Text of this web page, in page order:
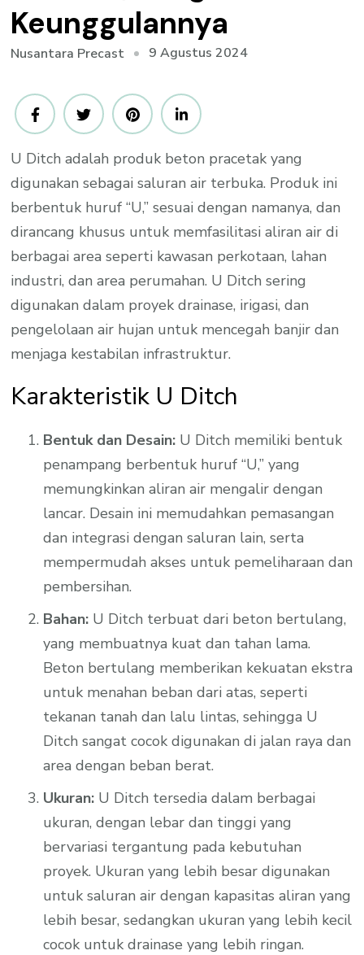
Keunggulannya
Nusantara Precast 9 Agustus 2024
U Ditch adalah produk beton pracetak yang
digunakan sebagai saluran air terbuka. Produk ini
berbentuk huruf “U,” sesuai dengan namanya, dan
dirancang khusus untuk memfasilitasi aliran air di
berbagai area seperti kawasan perkotaan, lahan
industri, dan area perumahan. U Ditch sering
digunakan dalam proyek drainase, irigasi, dan
pengelolaan air hujan untuk mencegah banjir dan
menjaga kestabilan infrastruktur.
Karakteristik U Ditch
Bentuk dan Desain: U Ditch memiliki bentuk
penampang berbentuk huruf “U,” yang
memungkinkan aliran air mengalir dengan
lancar. Desain ini memudahkan pemasangan
dan integrasi dengan saluran lain, serta
mempermudah akses untuk pemeliharaan dan
pembersihan.
Bahan: U Ditch terbuat dari beton bertulang,
yang membuatnya kuat dan tahan lama.
Beton bertulang memberikan kekuatan ekstra
untuk menahan beban dari atas, seperti
tekanan tanah dan lalu lintas, sehingga U
Ditch sangat cocok digunakan di jalan raya dan
area dengan beban berat.
Ukuran: U Ditch tersedia dalam berbagai
ukuran, dengan lebar dan tinggi yang
bervariasi tergantung pada kebutuhan
proyek. Ukuran yang lebih besar digunakan
untuk saluran air dengan kapasitas aliran yang
lebih besar, sedangkan ukuran yang lebih kecil
cocok untuk drainase yang lebih ringan.